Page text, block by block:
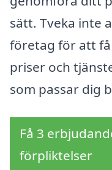
sätt. Tveka inte
företag för att
priser och
som passar dig
Få 3
förpliktelser